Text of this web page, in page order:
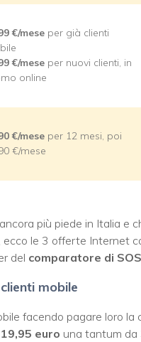
€/mese per già clienti
€/mese per nuovi clienti, in
online
€/mese per 12 mesi, poi
€/mese
più piede in Italia e
ecco le 3 offerte Internet
del comparatore di
mobile
facendo pagare loro
19,95 euro una tantum da